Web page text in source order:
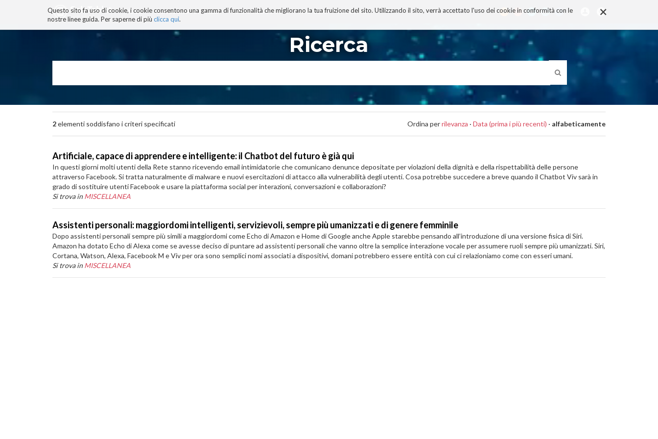
×
Questo sito fa uso di cookie, i cookie consentono una gamma di funzionalità che migliorano la tua fruizione del sito. Utilizzando il sito, verrà accettato l'uso dei cookie in conformità con le
nostre linee guida. Per saperne di più clicca qui.
BLOG TECNOCONSAPEVOLEZZA TECNOBIBLIOGRAFIA I MIEI LIBRI PROGETTO
navigazione
Ricerca
2elementi soddisfano i criteri specificati Ordina perrilevanza · Data (prima i più recenti) · alfabeticamente
Artificiale, capace di apprendere e intelligente: il Chatbot del futuro è già qui
In questi giorni molti utenti della Rete stanno ricevendo email intimidatorie che comunicano denunce depositate per violazioni della dignità e della rispettabilità delle persone
attraverso Facebook. Si tratta naturalmente di malware e nuovi esercitazioni di attacco alla vulnerabilità degli utenti. Cosa potrebbe succedere a breve quando il Chatbot Viv sarà in
grado di sostituire utenti Facebook e usare la piattaforma social per interazioni, conversazioni e collaborazioni?
Si trova in MISCELLANEA
Assistenti personali: maggiordomi intelligenti, servizievoli, sempre più umanizzati e di genere femminile
Dopo assistenti personali sempre più simili a maggiordomi come Echo di Amazon e Home di Google anche Apple starebbe pensando all’introduzione di una versione fisica di Siri.
Amazon ha dotato Echo di Alexa come se avesse deciso di puntare ad assistenti personali che vanno oltre la semplice interazione vocale per assumere ruoli sempre più umanizzati. Siri,
Cortana, Watson, Alexa, Facebook M e Viv per ora sono semplici nomi associati a dispositivi, domani potrebbero essere entità con cui ci relazioniamo come con esseri umani.
Si trova in MISCELLANEA